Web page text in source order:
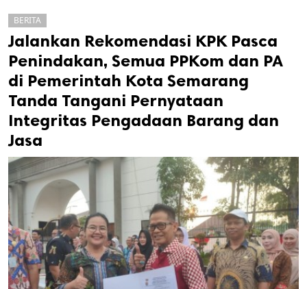
cipta.
BERITA
Jalankan Rekomendasi KPK Pasca
Penindakan, Semua PPKom dan PA
di Pemerintah Kota Semarang
Tanda Tangani Pernyataan
Integritas Pengadaan Barang dan
Jasa